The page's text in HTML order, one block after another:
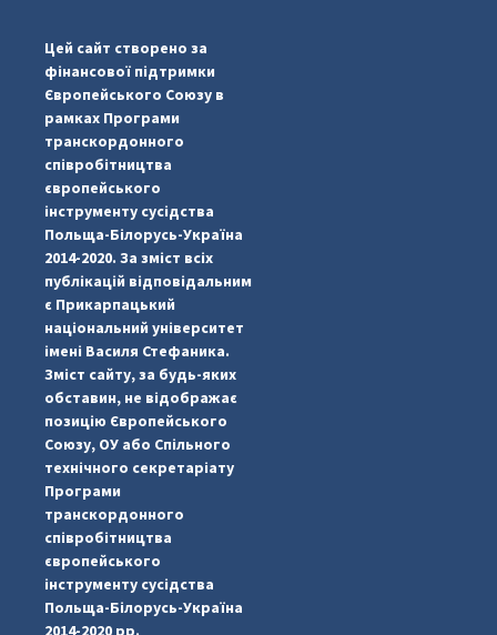
#PipIvanToday
Цей сайт створено за
фінансової підтримки
Європейського Союзу в
рамках Програми
транскордонного
співробітництва
європейського
інструменту сусідства
Польща-Білорусь-Україна
2014-2020. За зміст всіх
публікацій відповідальним
є Прикарпацький
національний університет
імені Василя Стефаника.
Зміст сайту, за будь-яких
обставин, не відображає
позицію Європейського
Союзу, ОУ або Спільного
технічного секретаріату
Програми
транскордонного
співробітництва
європейського
інструменту сусідства
Польща-Білорусь-Україна
2014-2020 рр.